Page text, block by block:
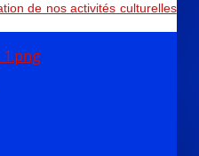
de nos activités culturelles